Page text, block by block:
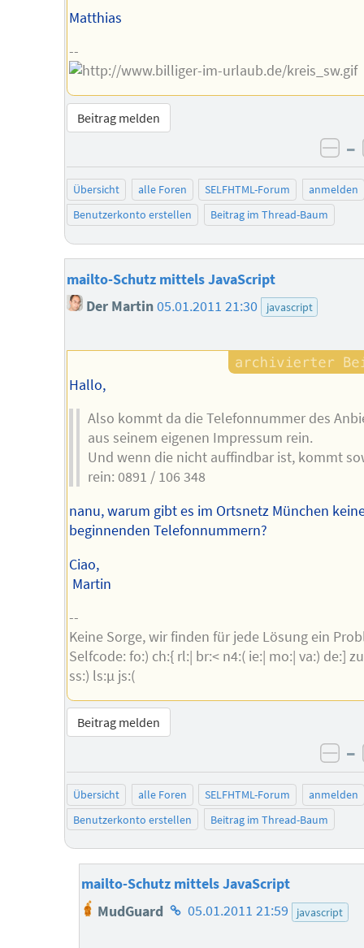
Matthias
--
Beitrag melden
–
Übersicht alle Foren SELFHTML-Forum
anmelden
Benutzerkonto erstellen
Beitrag im Thread-Baum
mailto-Schutz mittels JavaScript
Der Martin05.01.2011 21:30 javascript
Hallo,
Also kommt da die Telefonnummer des
aus seinem eigenen Impressum rein.
Und wenn die nicht auffindbar ist, kommt
rein: 0891 / 106 348
nanu, warum gibt es im Ortsnetz München
beginnenden Telefonnummern?
Ciao,
Martin
--
Keine Sorge, wir finden für jede Lösung ein
Selfcode: fo:) ch:{ rl:| br:< n4:( ie:| mo:| va:) de:]
ss:) ls:µ js:(
Beitrag melden
–
Übersicht alle Foren SELFHTML-Forum
anmelden
Benutzerkonto erstellen
Beitrag im Thread-Baum
mailto-Schutz mittels JavaScript
MudGuard Homepage
05.01.2011 21:59 javascript